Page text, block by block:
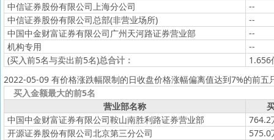
中信证券股份有限公司上海分公司
--
中信证券股份有限公司总部(非营业场所)
--
中国中金财富证券有限公司广州天河路证券营业部
--
机构专用
--
(买入前5名与卖出前5名)总合计：
1.656
2022-05-09 有价格涨跌幅限制的日收盘价格涨幅偏离值达到7%的前五
买入金额最大的前5名
营业部名称
中国中金财富证券有限公司鞍山南胜利路证券营业部
764.2
开源证券股份有限公司北京第三分公司
575.0